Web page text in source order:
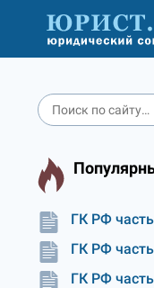
ГК РФ часть
ГК РФ
ГК РФ